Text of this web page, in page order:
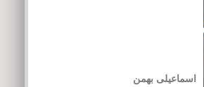
اسماعیلی بهمن